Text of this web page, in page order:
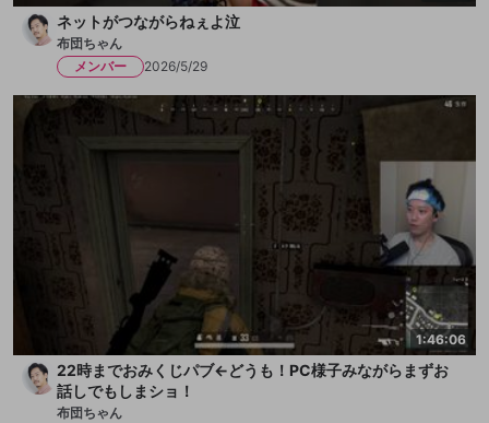
ネットがつながらねぇよ泣
布団ちゃん
メンバー
2026/5/29
1:46:06
22時までおみくじパブ←どうも！PC様子みながらまずお
話しでもしまショ！
布団ちゃん